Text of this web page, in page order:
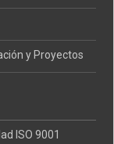
y Proyectos
ISO 9001